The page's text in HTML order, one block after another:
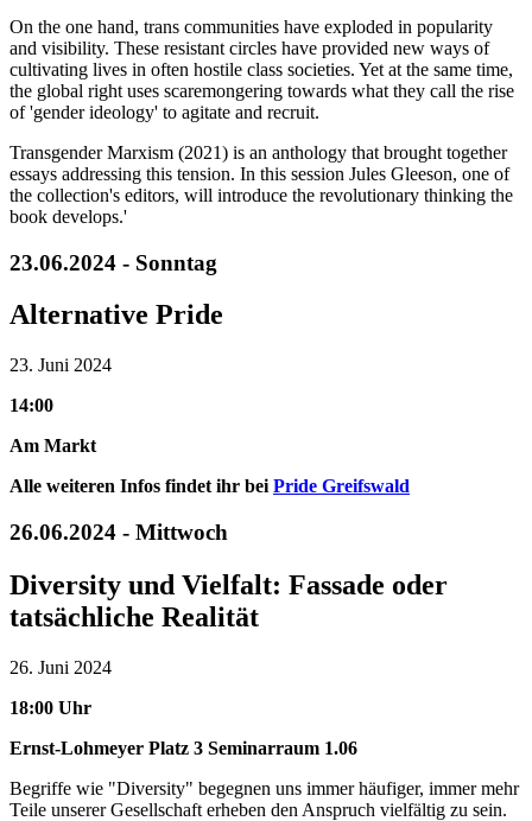
On the one hand, trans communities have exploded in popularity
and visibility. These resistant circles have provided new ways of
cultivating lives in often hostile class societies. Yet at the same time,
the global right uses scaremongering towards what they call the rise
of 'gender ideology' to agitate and recruit.
Transgender Marxism (2021) is an anthology that brought together
essays addressing this tension. In this session Jules Gleeson, one of
the collection's editors, will introduce the revolutionary thinking the
book develops.'
23.06.2024 - Sonntag
Alternative Pride
23. Juni 2024
14:00
Am Markt
Alle weiteren Infos findet ihr bei Pride Greifswald
26.06.2024 - Mittwoch
Diversity und Vielfalt: Fassade oder
tatsächliche Realität
26. Juni 2024
18:00 Uhr
Ernst-Lohmeyer Platz 3 Seminarraum 1.06
Begriffe wie "Diversity" begegnen uns immer häufiger, immer mehr
Teile unserer Gesellschaft erheben den Anspruch vielfältig zu sein.